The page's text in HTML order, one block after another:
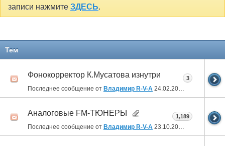
записи нажмите ЗДЕСЬ.
Тем
Фонокорректор К.Мусатова изнутри
Последнее сообщение от Владимир R-V-A 24.02.2026
3
Аналоговые FM-ТЮНЕРЫ
Последнее сообщение от Владимир R-V-A 23.10.2024
1,189